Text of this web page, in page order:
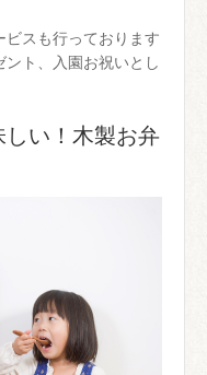
スも行っております
ト、入園お祝いとし
い！木製お弁